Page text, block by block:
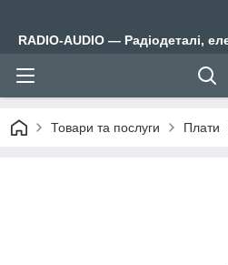
RADIO-AUDIO — Радіодеталі,
Товари та послуги Плати